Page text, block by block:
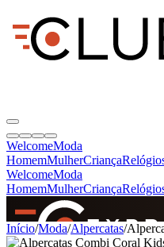
WelcomeModa
HomemMulherCriança
WelcomeModa
HomemMulherCriança
SINCE 2005
Início/Moda/Alpercatas/